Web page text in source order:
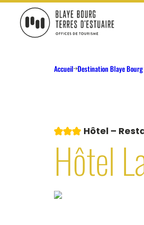
Les tops
Agenda
AGENDA DU VIGNOBLE
Voir tout
Pratique
NOS OFFICES DE TOURISME
MÉTÉO
Accueil Destination Blaye Bourg
3 étoilesHôtel –
Hôtel